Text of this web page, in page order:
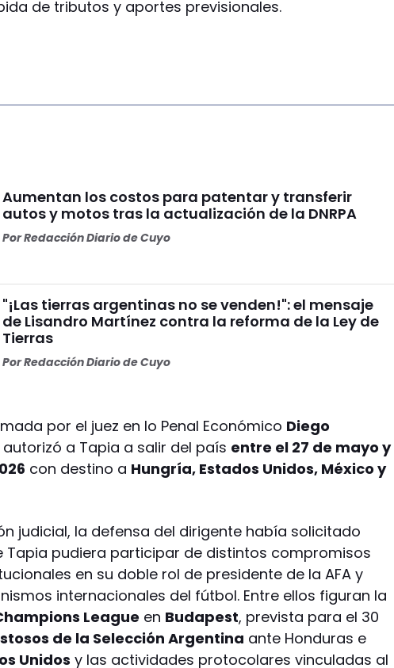
de tributos y aportes previsionales.
Aumentan los costos para patentar y transferir
autos y motos tras la actualización de la DNRPA
PorRedacción Diario de Cuyo
"¡Las tierras argentinas no se venden!": el mensaje
de Lisandro Martínez contra la reforma de la Ley de
Tierras
PorRedacción Diario de Cuyo
por el juez en lo Penal Económico Diego
autorizó a Tapia a salir del país entre el 27 de mayo y
con destino a Hungría, Estados Unidos, México y
judicial, la defensa del dirigente había solicitado
Tapia pudiera participar de distintos compromisos
en su doble rol de presidente de la AFA y
internacionales del fútbol. Entre ellos figuran la
League en Budapest, prevista para el 30
de la Selección Argentina ante Honduras e
Unidos y las actividades protocolares vinculadas al